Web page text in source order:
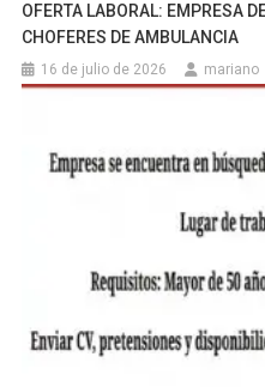
OFERTA LABORAL: EMPRESA
CHOFERES DE AMBULANCIA
16 de julio de 2026 mariano